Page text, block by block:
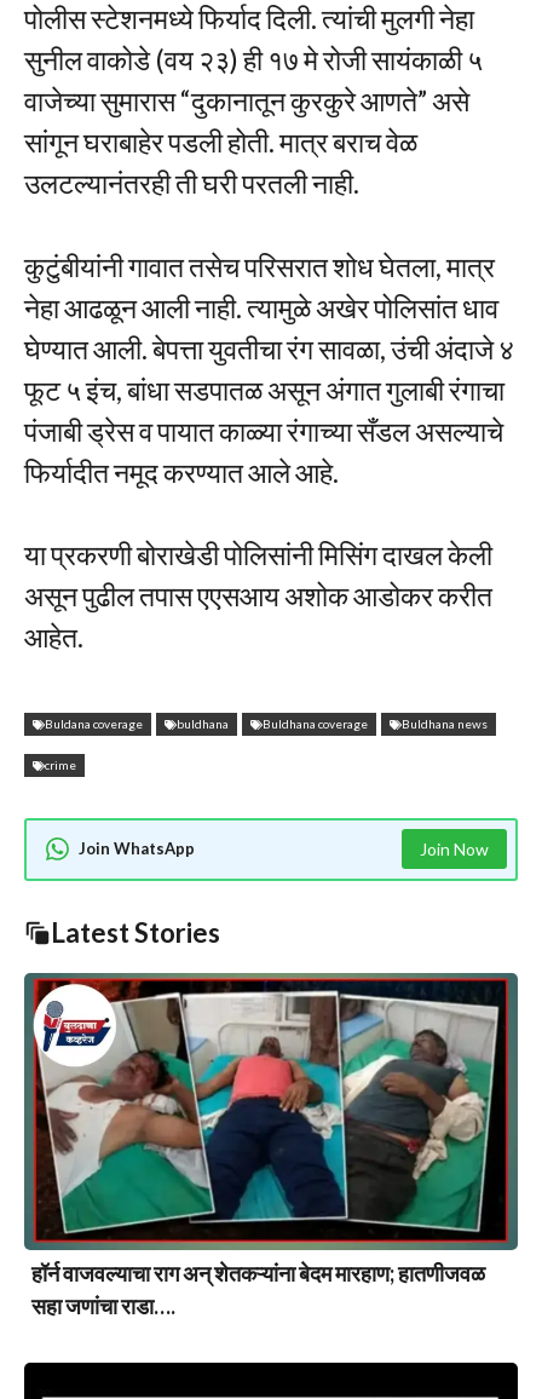
पोलीस स्टेशनमध्ये फिर्याद दिली. त्यांची मुलगी नेहा
सुनील वाकोडे (वय २३) ही १७ मे रोजी सायंकाळी ५
वाजेच्या सुमारास “दुकानातून कुरकुरे आणते” असे
सांगून घराबाहेर पडली होती. मात्र बराच वेळ
उलटल्यानंतरही ती घरी परतली नाही.
कुटुंबीयांनी गावात तसेच परिसरात शोध घेतला, मात्र
नेहा आढळून आली नाही. त्यामुळे अखेर पोलिसांत धाव
घेण्यात आली. बेपत्ता युवतीचा रंग सावळा, उंची अंदाजे ४
फूट ५ इंच, बांधा सडपातळ असून अंगात गुलाबी रंगाचा
पंजाबी ड्रेस व पायात काळ्या रंगाच्या सँडल असल्याचे
फिर्यादीत नमूद करण्यात आले आहे.
या प्रकरणी बोराखेडी पोलिसांनी मिसिंग दाखल केली
असून पुढील तपास एएसआय अशोक आडोकर करीत
आहेत.
Buldana coverage buldhana Buldhana coverage Buldhana news
crime
Join WhatsApp Join Now
Latest Stories
हॉर्न वाजवल्याचा राग अन् शेतकऱ्यांना बेदम मारहाण; हातणीजवळ
सहा जणांचा राडा….